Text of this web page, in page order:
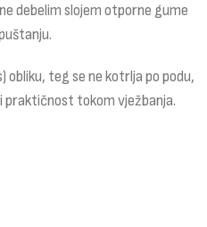
debelim slojem otporne gume
teg se ne kotrlja po podu,
tokom vježbanja.